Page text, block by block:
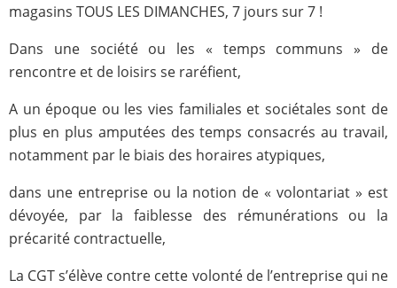
magasins TOUS LES DIMANCHES, 7 jours sur 7 !
Dans une société ou les « temps communs » de
rencontre et de loisirs se raréfient,
A un époque ou les vies familiales et sociétales sont de
plus en plus amputées des temps consacrés au travail,
notamment par le biais des horaires atypiques,
dans une entreprise ou la notion de « volontariat » est
dévoyée, par la faiblesse des rémunérations ou la
précarité contractuelle,
La CGT s’élève contre cette volonté de l’entreprise qui ne